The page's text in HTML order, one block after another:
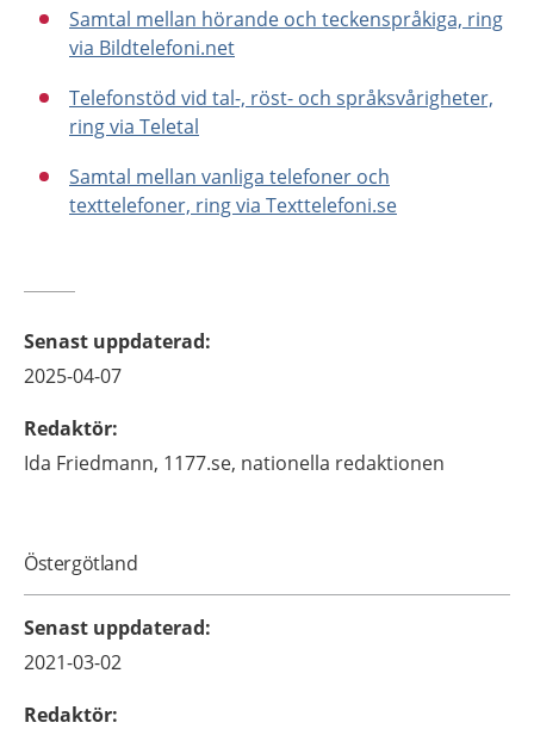
Samtal mellan hörande och teckenspråkiga, ring
via Bildtelefoni.net
Telefonstöd vid tal-, röst- och språksvårigheter,
ring via Teletal
Samtal mellan vanliga telefoner och
texttelefoner, ring via Texttelefoni.se
Senast uppdaterad:
2025-04-07
Redaktör:
Ida Friedmann, 1177.se, nationella redaktionen
Östergötland
Senast uppdaterad:
2021-03-02
Redaktör: